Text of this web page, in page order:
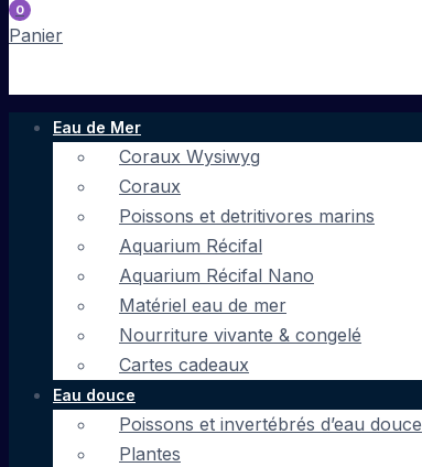
0
Panier
Eau de Mer
Coraux Wysiwyg
Coraux
Poissons et detritivores marins
Aquarium Récifal
Aquarium Récifal Nano
Matériel eau de mer
Nourriture vivante & congelé
Cartes cadeaux
Eau douce
Poissons et invertébrés d’eau douce
Plantes